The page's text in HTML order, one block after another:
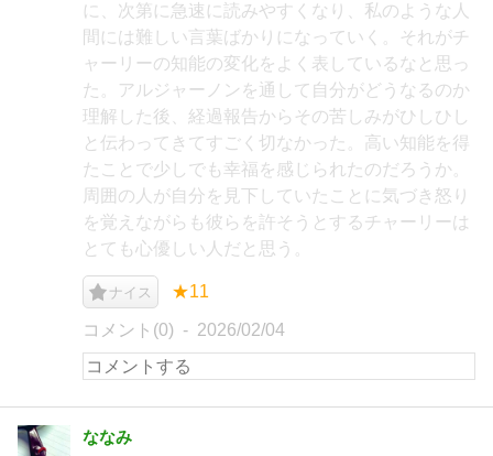
に、次第に急速に読みやすくなり、私のような人
間には難しい言葉ばかりになっていく。それがチ
ャーリーの知能の変化をよく表しているなと思っ
た。アルジャーノンを通して自分がどうなるのか
理解した後、経過報告からその苦しみがひしひし
と伝わってきてすごく切なかった。高い知能を得
たことで少しでも幸福を感じられたのだろうか。
周囲の人が自分を見下していたことに気づき怒り
を覚えながらも彼らを許そうとするチャーリーは
とても心優しい人だと思う。
ナイス ★11
コメント(0) 2026/02/04
ななみ